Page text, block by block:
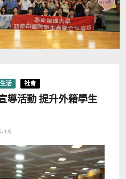
活 社會
導活動 提升外籍學生
16